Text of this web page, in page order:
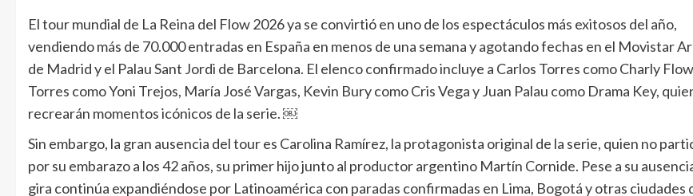
El tour mundial de La Reina del Flow 2026 ya se convirtió en uno de los espectáculos más exitosos del año,
vendiendo más de 70.000 entradas en España en menos de una semana y agotando fechas en el Movistar
de Madrid y el Palau Sant Jordi de Barcelona. El elenco confirmado incluye a Carlos Torres como Charly
Torres como Yoni Trejos, María José Vargas, Kevin Bury como Cris Vega y Juan Palau como Drama Key,
recrearán momentos icónicos de la serie. ￼
Sin embargo, la gran ausencia del tour es Carolina Ramírez, la protagonista original de la serie, quien no
por su embarazo a los 42 años, su primer hijo junto al productor argentino Martín Cornide. Pese a su
gira continúa expandiéndose por Latinoamérica con paradas confirmadas en Lima, Bogotá y otras ciudades